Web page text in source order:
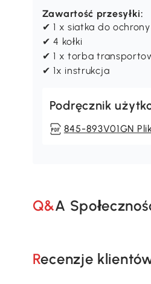
Zawartość przesyłki:
✔ 1 x siatka do
✔ 4 kołki
✔ 1 x torba
✔ 1x instrukcja
Podręcznik
845-893V01GN
Q&A
Recenzje